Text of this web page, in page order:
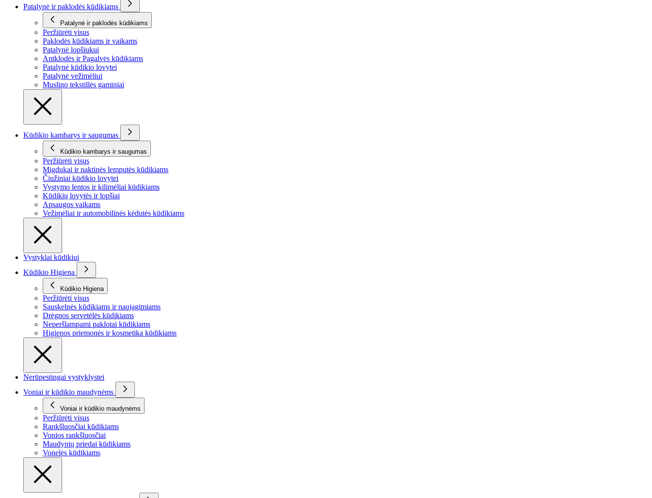
Patalynė ir paklodės kūdikiams
Patalynė ir paklodės kūdikiams
Peržiūrėti visus
Paklodės kūdikiams ir vaikams
Patalynė lopšiukui
Antklodės ir Pagalvės kūdikiams
Patalynė kūdikio lovytei
Patalynė vežimėliui
Muslino tekstillės gaminiai
Kūdikio kambarys ir saugumas
Kūdikio kambarys ir saugumas
Peržiūrėti visus
Migdukai ir naktinės lemputės kūdikiams
Čiužiniai kūdikio lovytei
Vystymo lentos ir kilimėliai kūdikiams
Kūdikių lovytės ir lopšiai
Apsaugos vaikams
Vežimėliai ir automobilinės kėdutės kūdikiams
Vystyklai kūdikiui
Kūdikio Higiena
Kūdikio Higiena
Peržiūrėti visus
Sauskelnės kūdikiams ir naujagimiams
Drėgnos servetėlės kūdikiams
Neperšlampami paklotai kūdikiams
Higienos priemonės ir kosmetika kūdikiams
Nerūpestingai vystyklystei
Voniai ir kūdikio maudynėms
Voniai ir kūdikio maudynėms
Peržiūrėti visus
Rankšluosčiai kūdikiams
Vonios rankšluosčiai
Maudynių priedai kūdikiams
Vonelės kūdikiams